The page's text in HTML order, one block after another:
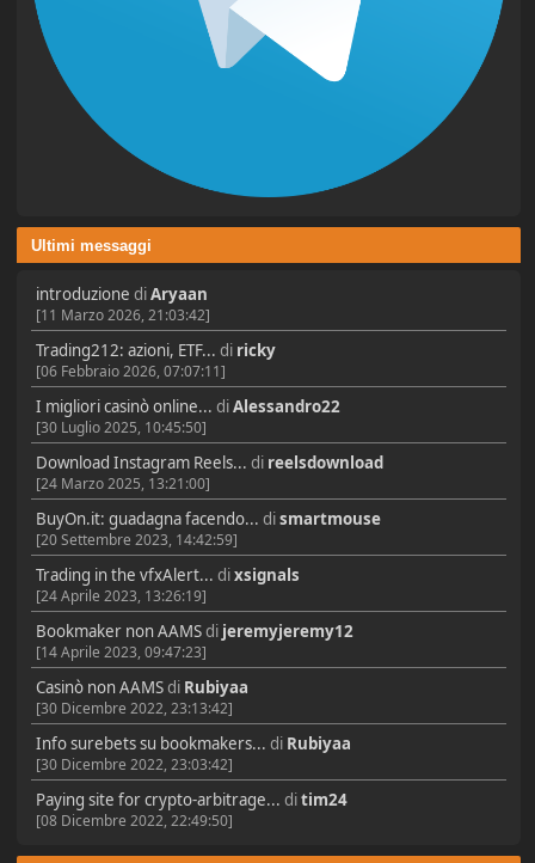
Ultimi messaggi
introduzione diAryaan
[11 Marzo 2026, 21:03:42]
Trading212: azioni, ETF... di ricky
[06 Febbraio 2026, 07:07:11]
I migliori casinò online... diAlessandro22
[30 Luglio 2025, 10:45:50]
Download Instagram Reels... di reelsdownload
[24 Marzo 2025, 13:21:00]
BuyOn.it: guadagna facendo... dismartmouse
[20 Settembre 2023, 14:42:59]
Trading in the vfxAlert... dixsignals
[24 Aprile 2023, 13:26:19]
Bookmaker non AAMSdi jeremyjeremy12
[14 Aprile 2023, 09:47:23]
Casinò non AAMSdi Rubiyaa
[30 Dicembre 2022, 23:13:42]
Info surebets su bookmakers... di Rubiyaa
[30 Dicembre 2022, 23:03:42]
Paying site for crypto-arbitrage... ditim24
[08 Dicembre 2022, 22:49:50]